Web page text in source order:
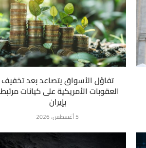
تفاؤل الأسواق يتصاعد بعد تخفيف
العقوبات الأمريكية على كيانات
بإيران
5 أغسطس، 2026